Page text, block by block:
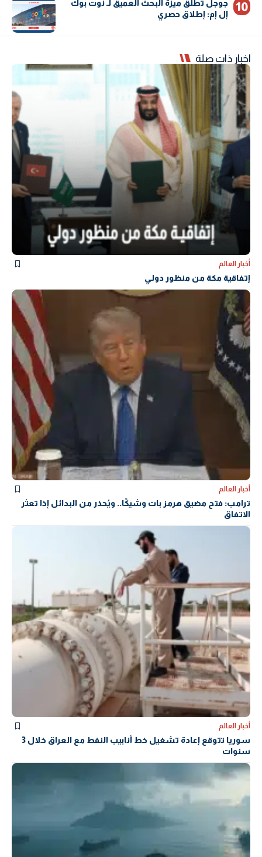
جوجل تطلق ميزة البحث العميق لـ نوت بوك
إل إم: إطلاق حصري
اخبار ذات صلة
أخبار العالم
إتفاقية مكة من منظور دولي
أخبار العالم
ترامب: فتح مضيق هرمز بات وشيكًا.. ويُحذر من البدائل إذا تعثر
الاتفاق
أخبار العالم
سوريا تتوقع إعادة تشغيل خط أنابيب النفط مع العراق خلال 3
سنوات